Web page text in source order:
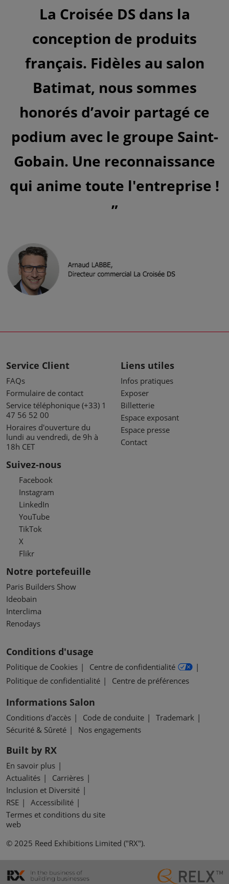
La Croisée DS dans la
conception de produits
français. Fidèles au salon
Batimat, nous sommes
honorés d’avoir partagé ce
podium avec le groupe Saint-
Gobain. Une reconnaissance
qui anime toute l'entreprise !
Service Client
FAQs
Formulaire de contact
Service téléphonique (+33) 1
47 56 52 00
Horaires d'ouverture du
lundi au vendredi, de 9h à
18h CET
Liens utiles
Infos pratiques
Exposer
Billetterie
Espace exposant
Espace presse
Contact
Suivez-nous
Facebook
Instagram
LinkedIn
YouTube
TikTok
X
Flikr
Notre portefeuille
Paris Builders Show
Ideobain
Interclima
Renodays
Conditions d'usage
Politique de Cookies
Centre de confidentialité
Politique de confidentialité
Centre de préférences
Informations Salon
Conditions d'accès Code de conduite
Trademark
Sécurité & Sûreté
Nos engagements
Built by RX
En savoir plus
Actualités
Carrières
Inclusion et Diversité
RSE
Accessibilité
Termes et conditions du site
web
© 2025 Reed Exhibitions Limited ("RX").